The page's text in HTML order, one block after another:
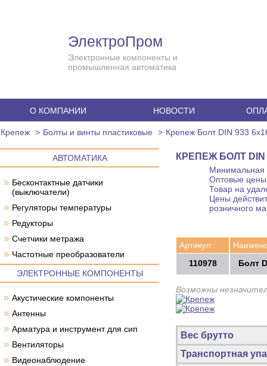
ЭлектроПром
Электронные компоненты и
промышленная автоматика
О КОМПАНИИ НОВОСТИ
Крепеж Болты и винты пластиковые Крепеж Болт DIN 933
АВТОМАТИКА
» Бесконтактные датчики
(выключатели)
» Регуляторы температуры
» Редукторы
» Счетчики метража
» Частотные преобразователи
ЭЛЕКТРОННЫЕ КОМПОНЕНТЫ
» Акустические компоненты
» Антенны
» Арматура и инструмент для сип
» Вентиляторы
» Видеонаблюдение
КРЕПЕЖ БОЛТ DIN
Минимальная
Оптовые цены
Товар на
Цены
розничного
Артикул:
110978
Болт
Возможны
Вес брутто
Транспортная